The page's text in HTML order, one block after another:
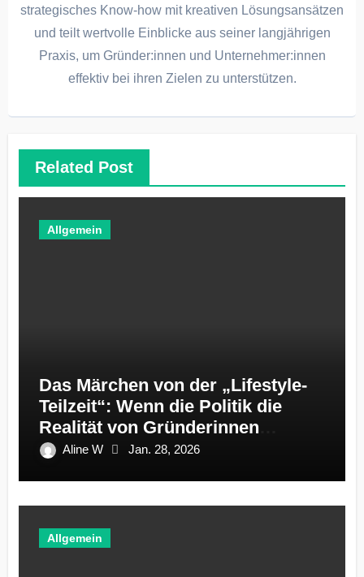
strategisches Know-how mit kreativen Lösungsansätzen
und teilt wertvolle Einblicke aus seiner langjährigen
Praxis, um Gründer:innen und Unternehmer:innen
effektiv bei ihren Zielen zu unterstützen.
Related Post
Allgemein
Das Märchen von der „Lifestyle-
Teilzeit“: Wenn die Politik die
Realität von Gründerinnen
ignoriert
Aline W Jan. 28, 2026
Allgemein